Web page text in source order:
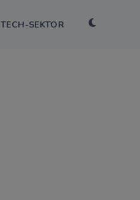
TECH-SEKTOR